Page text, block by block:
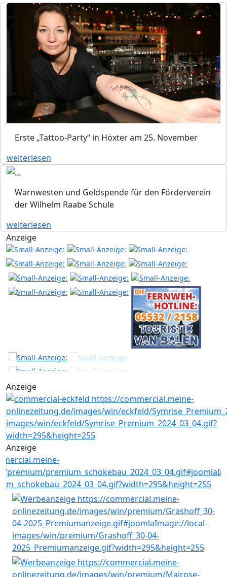
Erste „Tattoo-Party“ in Höxter am 25. November
weiterlesen
Warnwesten und Geldspende für den Förderverein
der Wilhelm Raabe Schule
weiterlesen
Anzeige
Anzeige
Anzeige